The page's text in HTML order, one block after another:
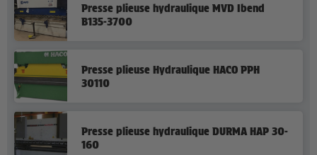
Presse plieuse hydraulique MVD Ibend
B135-3700
Presse plieuse Hydraulique HACO PPH
30110
Presse plieuse hydraulique DURMA HAP 30-
160